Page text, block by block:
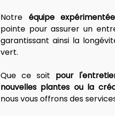
Notre équipe expérimentée
pointe pour assurer un
garantissant ainsi la
vert.
Que ce soit pour
nouvelles plantes ou la
nous vous offrons des